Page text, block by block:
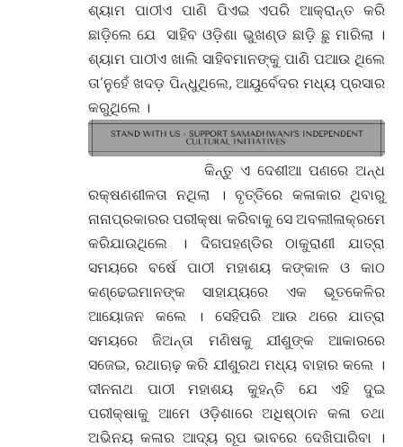
ଶ୍ୟାମ ପାଠୀଏ ପାଣି ପିଏଇ ଏପରି ଆକ୍ରାନ୍ତ କରି
ଛାଡ଼ିଲେ ଯେ ସାହିବ ଓଡ଼ିଶା ଭୁଖଣ୍ଡ ଛାଡି଼ ଛୁ ମାରିଲା ।
ଶ୍ୟାମ ପାଠୀଏ ଖାଲି ସାହିବମାନଙ୍କୁ ପାଣି ପଆଉ ଥିଲେ
ତା’ନୁହେଁ ଖଦଡ଼ ପିନ୍ଧୁଥିଲେ, ଆୟୁର୍ବେଦର ମଧ୍ୟ ପ୍ରସାର
କରୁଥିଲେ ।
କିନ୍ତୁ ଏ ଦେଶୀଆ ପଣରେ ଅନ୍ଧ
ରକ୍ଷଣଶୀଳତା ନଥିଲା । ବୃତ୍ତିରେ କଳାକାର ଥିବାରୁ
ନାନାପ୍ରକାରର ପରୀକ୍ଷା କରିବାକୁ ସେ ଅବଲୀଳାକ୍ରମେ
କରିଯାଉଥିଲେ । ଦିଗପହଣ୍ଡିର ଠାକୁରାଣୀ ଯାତ୍ରା
ସମୟରେ ବର୍ଷେ ପାଠୀ ମହାଶୟ କଙ୍କାଳ ଓ କାଠ
କଣ୍ଢେଇମାନଙ୍କ ସାହାଯ୍ୟରେ ଏକ ଭୂତକେଳିର
ଆୟୋଜନ କଲେ । ସେହିପରି ଆଉ ଥରେ ଯାତ୍ରା
ସମୟରେ ଜିଅନ୍ତା ମଣିଷକୁ ଯୀଶୁଙ୍କ ଆକାରରେ
ସଜେଇ, ରଥାଋଢ଼ କରି ଯୀଶୁରଥ ମଧ୍ୟ ବାହାର କଲେ ।
ଦୀନନାଥ ପାଠୀ ମହାଶୟ କୁହନ୍ତି ଯେ ଏହି ଦୁଇ
ପରୀକ୍ଷାକୁ ଆମେ ଓଡ଼ିଶାରେ ଅଧିଷ୍ଠାନ କଳା ତଥା
ଅଭିନୟ କଳାର ଆଦ୍ୟ ରୂପ ଭାବରେ ଦେଖିପାରିବା ।